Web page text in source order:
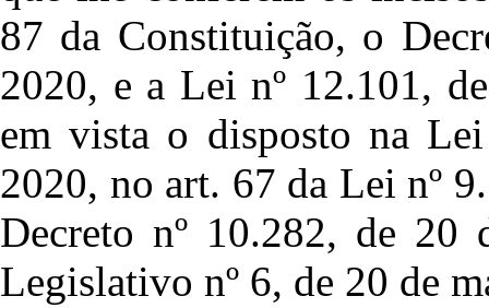
87 da Constituição, o
2020, e a Lei nº 12.101,
em vista o disposto na
2020, no art. 67 da Lei nº
Decreto nº 10.282, de 20
Legislativo nº 6, de 20 de